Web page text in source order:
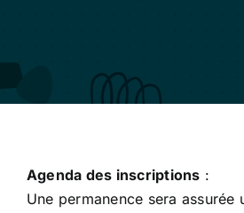
Agenda des inscriptions :
Une permanence sera assurée